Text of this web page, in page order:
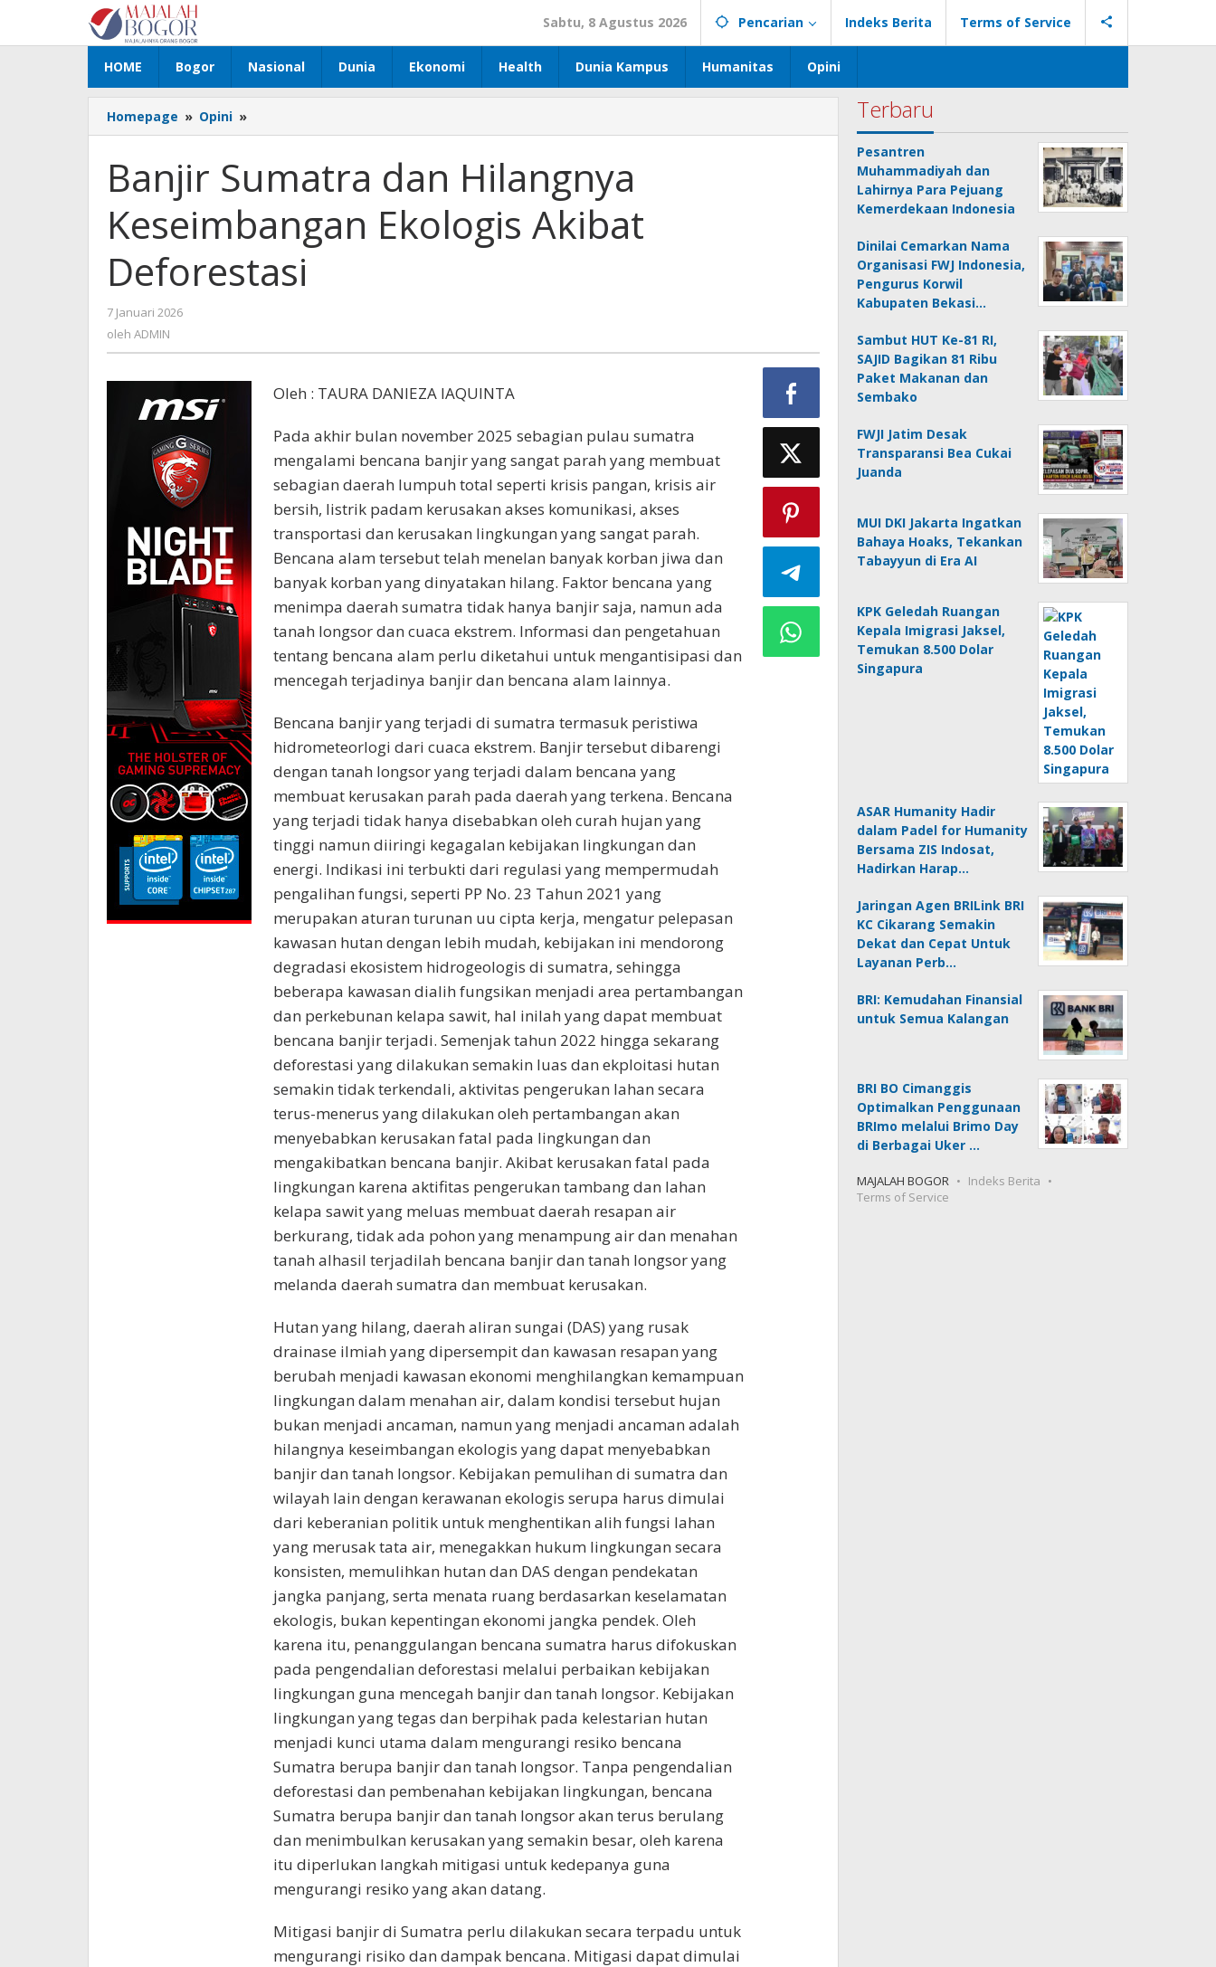
konten
Sabtu, 8 Agustus 2026 Pencarian Indeks Berita Terms of Service
HOME Bogor Nasional Dunia Ekonomi Health Dunia Kampus Humanitas Opini
Homepage » Opini »
Sumatra
Hilangnya
Keseimbangan
Akibat
Deforestasi
Banjir Sumatra dan Hilangnya
Keseimbangan Ekologis Akibat
Deforestasi
7 Januari 2026
oleh ADMIN
Oleh : TAURA DANIEZA IAQUINTA
Pada akhir bulan november 2025 sebagian pulau sumatra
mengalami bencana banjir yang sangat parah yang membuat
sebagian daerah lumpuh total seperti krisis pangan, krisis air
bersih, listrik padam kerusakan akses komunikasi, akses
transportasi dan kerusakan lingkungan yang sangat parah.
Bencana alam tersebut telah menelan banyak korban jiwa dan
banyak korban yang dinyatakan hilang. Faktor bencana yang
menimpa daerah sumatra tidak hanya banjir saja, namun ada
tanah longsor dan cuaca ekstrem. Informasi dan pengetahuan
tentang bencana alam perlu diketahui untuk mengantisipasi dan
mencegah terjadinya banjir dan bencana alam lainnya.
Bencana banjir yang terjadi di sumatra termasuk peristiwa
hidrometeorlogi dari cuaca ekstrem. Banjir tersebut dibarengi
dengan tanah longsor yang terjadi dalam bencana yang
membuat kerusakan parah pada daerah yang terkena. Bencana
yang terjadi tidak hanya disebabkan oleh curah hujan yang
tinggi namun diiringi kegagalan kebijakan lingkungan dan
energi. Indikasi ini terbukti dari regulasi yang mempermudah
pengalihan fungsi, seperti PP No. 23 Tahun 2021 yang
merupakan aturan turunan uu cipta kerja, mengatur pelepasan
kawasan hutan dengan lebih mudah, kebijakan ini mendorong
degradasi ekosistem hidrogeologis di sumatra, sehingga
beberapa kawasan dialih fungsikan menjadi area pertambangan
dan perkebunan kelapa sawit, hal inilah yang dapat membuat
bencana banjir terjadi. Semenjak tahun 2022 hingga sekarang
deforestasi yang dilakukan semakin luas dan ekploitasi hutan
semakin tidak terkendali, aktivitas pengerukan lahan secara
terus-menerus yang dilakukan oleh pertambangan akan
menyebabkan kerusakan fatal pada lingkungan dan
mengakibatkan bencana banjir. Akibat kerusakan fatal pada
lingkungan karena aktifitas pengerukan tambang dan lahan
kelapa sawit yang meluas membuat daerah resapan air
berkurang, tidak ada pohon yang menampung air dan menahan
tanah alhasil terjadilah bencana banjir dan tanah longsor yang
melanda daerah sumatra dan membuat kerusakan.
Hutan yang hilang, daerah aliran sungai (DAS) yang rusak
drainase ilmiah yang dipersempit dan kawasan resapan yang
berubah menjadi kawasan ekonomi menghilangkan kemampuan
lingkungan dalam menahan air, dalam kondisi tersebut hujan
bukan menjadi ancaman, namun yang menjadi ancaman adalah
hilangnya keseimbangan ekologis yang dapat menyebabkan
banjir dan tanah longsor. Kebijakan pemulihan di sumatra dan
wilayah lain dengan kerawanan ekologis serupa harus dimulai
dari keberanian politik untuk menghentikan alih fungsi lahan
yang merusak tata air, menegakkan hukum lingkungan secara
konsisten, memulihkan hutan dan DAS dengan pendekatan
jangka panjang, serta menata ruang berdasarkan keselamatan
ekologis, bukan kepentingan ekonomi jangka pendek. Oleh
karena itu, penanggulangan bencana sumatra harus difokuskan
pada pengendalian deforestasi melalui perbaikan kebijakan
lingkungan guna mencegah banjir dan tanah longsor. Kebijakan
lingkungan yang tegas dan berpihak pada kelestarian hutan
menjadi kunci utama dalam mengurangi resiko bencana
Sumatra berupa banjir dan tanah longsor. Tanpa pengendalian
deforestasi dan pembenahan kebijakan lingkungan, bencana
Sumatra berupa banjir dan tanah longsor akan terus berulang
dan menimbulkan kerusakan yang semakin besar, oleh karena
itu diperlukan langkah mitigasi untuk kedepanya guna
mengurangi resiko yang akan datang.
Mitigasi banjir di Sumatra perlu dilakukan secara terpadu untuk
mengurangi risiko dan dampak bencana. Mitigasi dapat dimulai
Terbaru
Pesantren
Muhammadiyah dan
Lahirnya Para Pejuang
Kemerdekaan Indonesia
Dinilai Cemarkan Nama
Organisasi FWJ Indonesia,
Pengurus Korwil
Kabupaten Bekasi…
Sambut HUT Ke-81 RI,
SAJID Bagikan 81 Ribu
Paket Makanan dan
Sembako
FWJI Jatim Desak
Transparansi Bea Cukai
Juanda
MUI DKI Jakarta Ingatkan
Bahaya Hoaks, Tekankan
Tabayyun di Era AI
KPK Geledah Ruangan
Kepala Imigrasi Jaksel,
Temukan 8.500 Dolar
Singapura
ASAR Humanity Hadir
dalam Padel for Humanity
Bersama ZIS Indosat,
Hadirkan Harap…
Jaringan Agen BRILink BRI
KC Cikarang Semakin
Dekat dan Cepat Untuk
Layanan Perb…
BRI: Kemudahan Finansial
untuk Semua Kalangan
BRI BO Cimanggis
Optimalkan Penggunaan
BRImo melalui Brimo Day
di Berbagai Uker …
MAJALAH BOGOR
Indeks Berita
Terms of Service